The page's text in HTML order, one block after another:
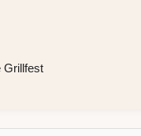
Grillfest